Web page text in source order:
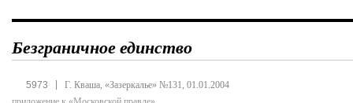
Безграничное единство
5973
Г. Кваша, «Зазеркалье» №131, 01.01.2004